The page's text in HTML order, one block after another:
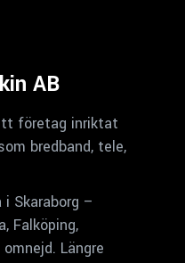
AB
företag inriktat
bredband, tele,
Skaraborg –
Falköping,
Längre